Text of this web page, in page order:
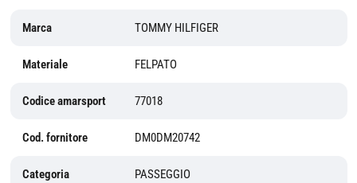
Marca TOMMY HILFIGER
Materiale FELPATO
Codice amarsport 77018
Cod. fornitore DM0DM20742
Categoria PASSEGGIO